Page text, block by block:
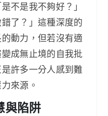
不是我不夠好？」
錯了？」這種深度的
動力，但若沒有適
成無止境的自我批
許多一分人感到難
來源。
與陷阱